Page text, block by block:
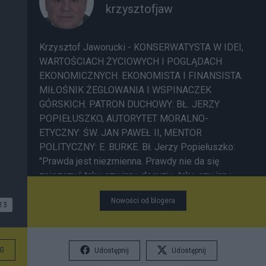
13
krzysztofjaw
Krzysztof Jaworucki - KONSERWATYSTA W IDEI,
WARTOŚCIACH ŻYCIOWYCH I POGLĄDACH
EKONOMICZNYCH. EKONOMISTA I FINANSISTA.
MIŁOŚNIK ŻEGLOWANIA I WSPINACZEK
GÓRSKICH. PATRON DUCHOWY: BŁ. JERZY
POPIEŁUSZKO, AUTORYTET MORALNO-
ETYCZNY: ŚW. JAN PAWEŁ II, MENTOR
POLITYCZNY: E. BURKE. Bł. Jerzy Popiełuszko:
"Prawda jest niezmienna. Prawdy nie da się
zniszczyć taką czy inną decyzją, taką czy inną
ustawą"; "Gdyby większość Polaków w obecnej
sytuacji wkroczyła na drogę prawdy, stalibyśmy
sądzić, że jesteś już u kresu, nie wierz w to! Jeśli
znasz odwieczną Miłość, która Cię stworzyła";
Nowości od blogera
Udostępnij Udostępnij